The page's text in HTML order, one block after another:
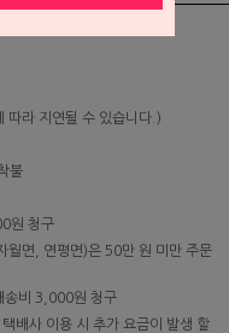
따라 지연될 수 있습니다.)
불
원 청구
월면, 연평면)은 50만 원 미만 주문
송비 3,000원 청구
배사 이용 시 추가 요금이 발생 할